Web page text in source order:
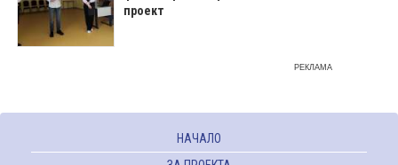
проект
РЕКЛАМА
НАЧАЛО